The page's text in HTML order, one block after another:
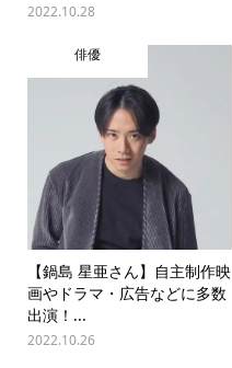
2022.10.28
俳優
【鍋島 星亜さん】自主制作映
画やドラマ・広告などに多数
出演！...
2022.10.26